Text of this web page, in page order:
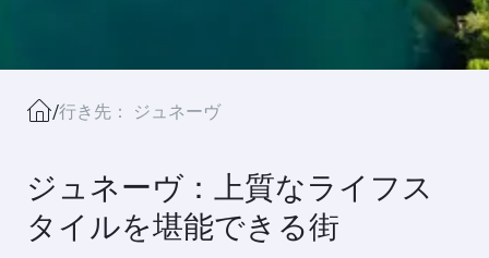
/行き先： ジュネーヴ
ジュネーヴ：上質なライフス
タイルを堪能できる街